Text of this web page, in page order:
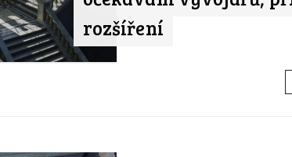
rozšíření